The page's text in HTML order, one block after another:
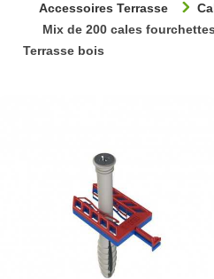
Accessoires Terrasse
Mix de 200 cales
Terrasse bois